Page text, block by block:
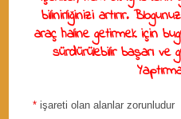
bilinirliğinizi artırır.
araç haline getirmek için
sürdürülebilir başarı ve
* işareti olan alanlar zorunludur